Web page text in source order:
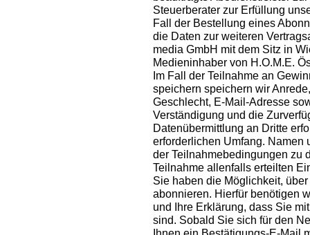
Steuerberater zur Erfüllung
Fall der Bestellung eines
die Daten zur weiteren
media GmbH mit dem Sitz in
Medieninhaber von H.O.M.E.
Im Fall der Teilnahme an
speichern speichern wir
Geschlecht, E-Mail-Adresse
Verständigung und die
Datenübermittlung an Dritte
erforderlichen Umfang. Namen
der Teilnahmebedingungen zu
Teilnahme allenfalls erteilten
Sie haben die Möglichkeit,
abonnieren. Hierfür benötigen
und Ihre Erklärung, dass Sie
sind. Sobald Sie sich für den